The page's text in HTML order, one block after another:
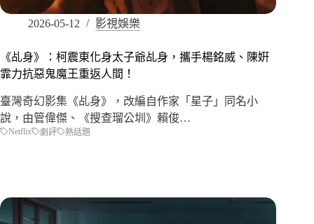
2026-05-12 影視娛樂
《乩身》：柯震東化身太子爺乩身，攜手楊銘威、陳姸
霏力抗惡鬼魔王重返人間！
臺灣奇幻影集《乩身》，改編自作家「星子」同名小
說，由管偉傑、《搜查瑠公圳》賴俊…
Netflix 劇評 熱話題